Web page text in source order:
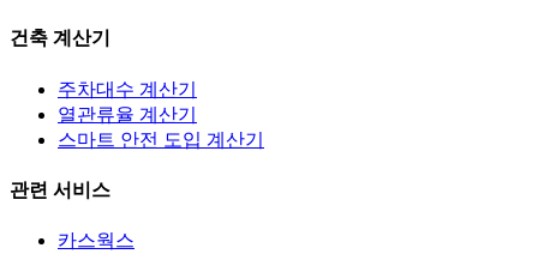
건축 계산기
주차대수 계산기
열관류율 계산기
스마트 안전 도입 계산기
관련 서비스
카스웍스